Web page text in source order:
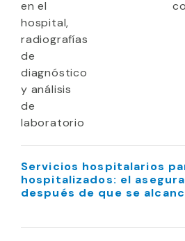
en el
hospital,
radiografías
de
diagnóstico
y análisis
de
laboratorio
Servicios hospitalarios
hospitalizados: el
después de que se